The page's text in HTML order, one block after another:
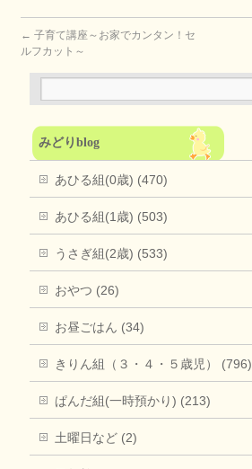
← 子育て講座～お家でカンタン！セ
ルフカット～
みどりblog
あひる組(0歳) (470)
あひる組(1歳) (503)
うさぎ組(2歳) (533)
おやつ (26)
お昼ごはん (34)
きりん組（３・４・５歳児） (796)
ぱんだ組(一時預かり) (213)
土曜日など (2)